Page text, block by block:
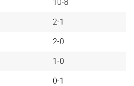
10-8
2-1
2-0
1-0
0-1